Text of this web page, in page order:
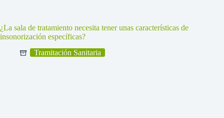
¿La sala de tratamiento necesita tener unas características de
insonorización específicas?
Tramitación Sanitaria